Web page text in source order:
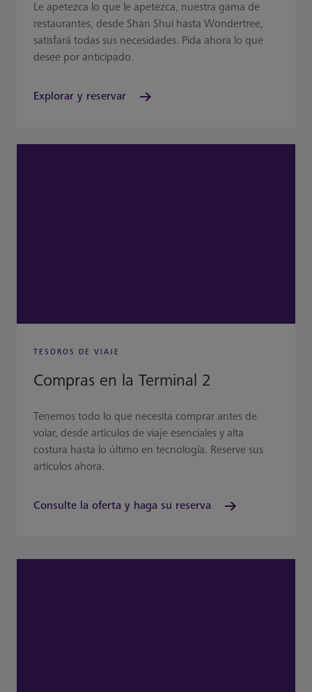
Le apetezca lo que le apetezca, nuestra gama de
restaurantes, desde Shan Shui hasta Wondertree,
satisfará todas sus necesidades. Pida ahora lo que
desee por anticipado.
Explorar y reservar
TESOROS DE VIAJE
Compras en la Terminal 2
Tenemos todo lo que necesita comprar antes de
volar, desde artículos de viaje esenciales y alta
costura hasta lo último en tecnología. Reserve sus
artículos ahora.
Consulte la oferta y haga su reserva